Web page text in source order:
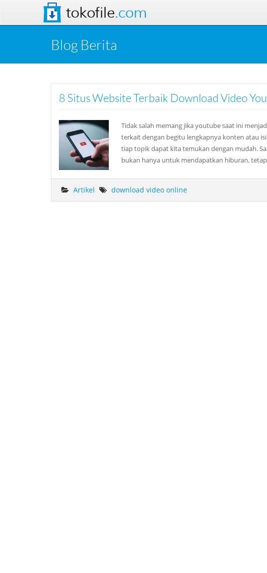
tokofile.com
Blog Berita
8 Situs Website Terbaik Download Video
Tidak salah memang jika youtube saat ini
terkait dengan begitu lengkapnya konten atau
tiap topik dapat kita temukan dengan mudah.
bukan hanya untuk mendapatkan hiburan,
Artikel download video online